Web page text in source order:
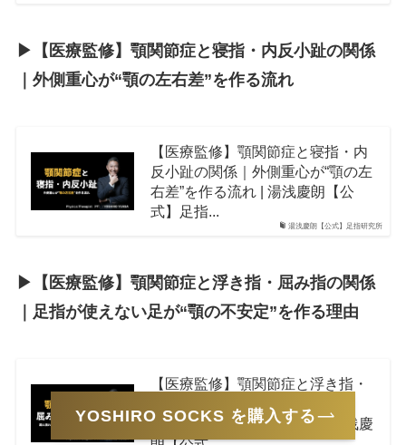
▶︎【医療監修】顎関節症と寝指・内反小趾の関係
｜外側重心が“顎の左右差”を作る流れ
湯浅慶朗【公式】足指研究所
【医療監修】顎関節症と寝指・内
反小趾の関係｜外側重心が“顎の左
右差”を作る流れ | 湯浅慶朗【公
式】足指...
▶︎【医療監修】顎関節症と浮き指・屈み指の関係
｜足指が使えない足が“顎の不安定”を作る理由
【医療監修】顎関節症と浮き指・
屈み指の関係｜踏ん張れない足
が“顎の不安定”を作る理由 | 湯浅慶
YOSHIRO SOCKS を購入する